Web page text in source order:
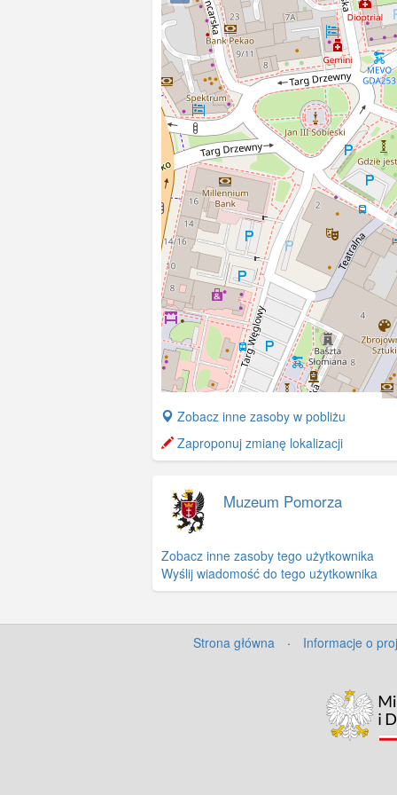
+
−
Zobacz inne zasoby w pobliżu
Zaproponuj zmianę lokalizacji
Muzeum Pomorza
Zobacz inne zasoby tego użytkownika
Wyślij wiadomość do tego użytkownika
Strona główna · Informacje o